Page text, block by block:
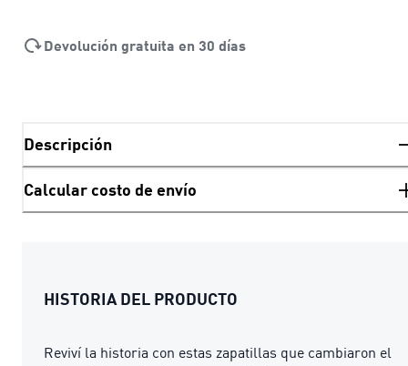
Devolución gratuita en 30 días
Descripción
Calcular costo de envío
HISTORIA DEL PRODUCTO
Reviví la historia con estas zapatillas que cambiaron el